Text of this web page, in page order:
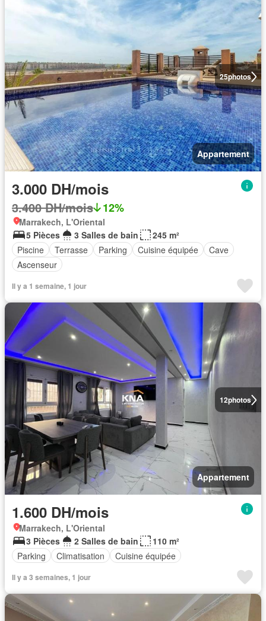
25photos
Appartement
3.000 DH/mois
3.400 DH/mois 12%
Marrakech, L'Oriental
5 Pièces
3 Salles de bain
245 m²
Piscine
Terrasse Parking Cuisine équipée
Cave
Ascenseur
Il y a 1 semaine, 1 jour
12photos
Appartement
1.600 DH/mois
Marrakech, L'Oriental
3 Pièces
2 Salles de bain
110 m²
Parking
Climatisation Cuisine équipée
Il y a 3 semaines, 1 jour